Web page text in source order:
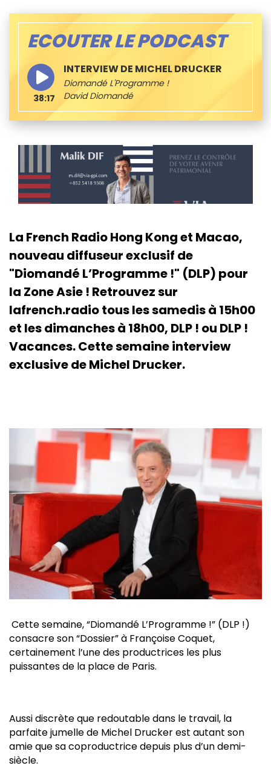
ECOUTER LE PODCAST
INTERVIEW DE MICHEL DRUCKER
Diomandé L'Programme !
David Diomandé
38:17
La French Radio Hong Kong et Macao,
nouveau diffuseur exclusif de
"Diomandé L’Programme !" (DLP) pour
la Zone Asie ! Retrouvez sur
lafrench.radio tous les samedis à 15h00
et les dimanches à 18h00, DLP ! ou DLP !
Vacances. Cette semaine interview
exclusive de Michel Drucker.
Cette semaine, “Diomandé L’Programme !” (DLP !)
consacre son “Dossier” à Françoise Coquet,
certainement l’une des productrices les plus
puissantes de la place de Paris.
Aussi discrète que redoutable dans le travail, la
parfaite jumelle de Michel Drucker est autant son
amie que sa coproductrice depuis plus d’un demi-
siècle.